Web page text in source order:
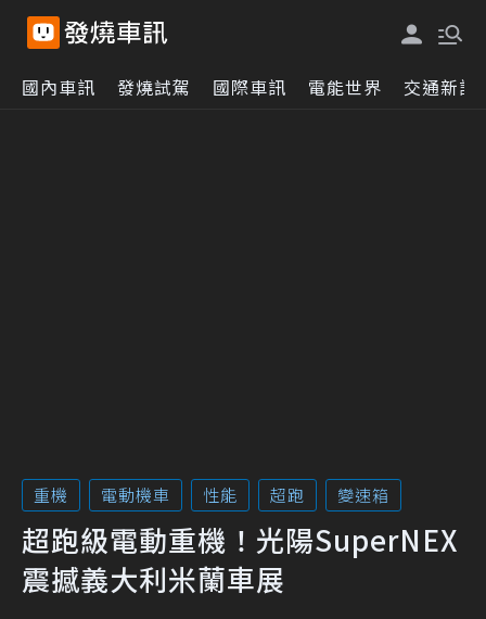
國內車訊 發燒試駕 國際車訊 電能世界 交通新訊
重機 電動機車 性能 超跑 變速箱
超跑級電動重機！光陽SuperNEX
震撼義大利米蘭車展